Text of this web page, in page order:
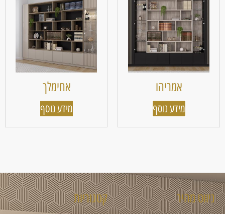
אמריהו
מידע נוסף
אחימלך
מידע נוסף
ניווט מהיר קטגוריות